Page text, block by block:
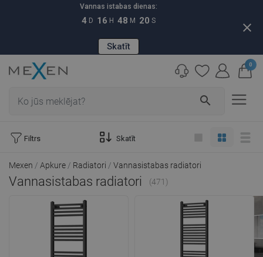
Vannas istabas dienas:
4 D 16 H 48 M 18 S
Skatīt
close
search
0
Filtrs Skatīt
Mexen Apkure Radiatori Vannasistabas radiatori
Vannasistabas radiatori (471)